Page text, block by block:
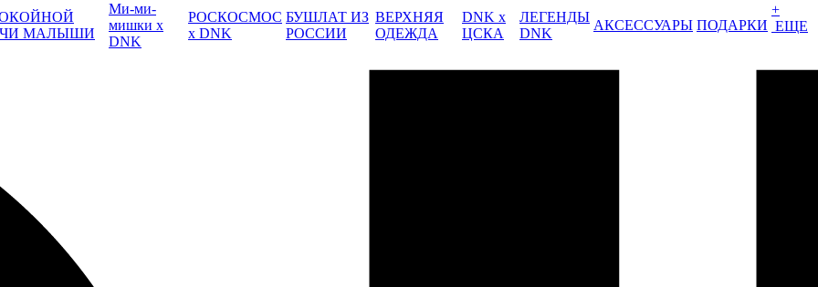
МАЛЫШИ
Ми-ми-
мишки x
DNK
РОСКОСМОС
x DNK
БУШЛАТ ИЗ
РОССИИ
ВЕРХНЯЯ
ОДЕЖДА
DNK x
ЦСКА
ЛЕГЕНДЫ
DNK
АКСЕССУАРЫ ПОДАРКИ
+
ЕЩЕ